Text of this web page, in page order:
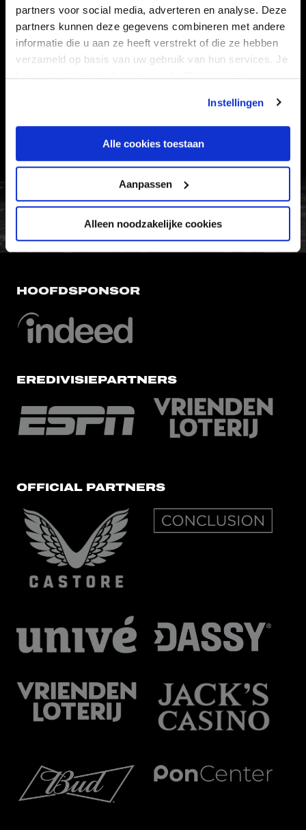
partners voor social media, adverteren en analyse. Deze
partners kunnen deze gegevens combineren met andere
informatie die u aan ze heeft verstrekt of die ze hebben
verzameld op basis van uw gebruik van hun services. Je
kan je toestemming beheren op de Cookiepagina.
Instellingen
Alle cookies toestaan
Aanpassen
Alleen noodzakelijke cookies
Informatie
VEELGESTELDE VRAGEN
WERKEN BIJ
VERTROUWENSPERSOON
FC Utrecht<br>vanuit<br>het
HOOFDSPONSOR
EREDIVISIEPARTNERS
OFFICIAL PARTNERS